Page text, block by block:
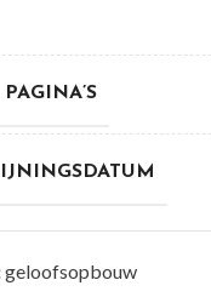
geloofsopbouw